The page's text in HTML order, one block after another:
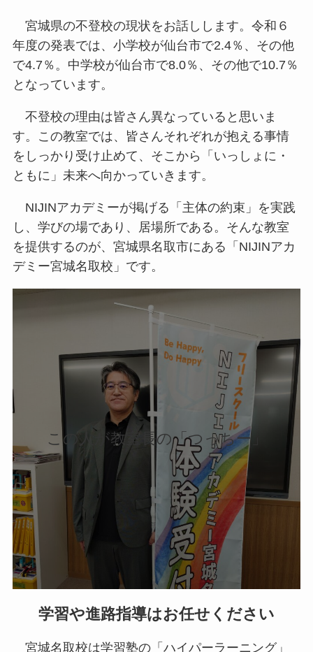
宮城県の不登校の現状をお話しします。令和６
年度の発表では、小学校が仙台市で2.4％、その他
で4.7％。中学校が仙台市で8.0％、その他で10.7％
となっています。
不登校の理由は皆さん異なっていると思いま
す。この教室では、皆さんそれぞれが抱える事情
をしっかり受け止めて、そこから「いっしょに・
ともに」未来へ向かっていきます。
NIJINアカデミーが掲げる「主体の約束」を実践
し、学びの場であり、居場所である。そんな教室
を提供するのが、宮城県名取市にある「NIJINアカ
デミー宮城名取校」です。
この人が教室長の「つっちー」
学習や進路指導はお任せください
宮城名取校は学習塾の「ハイパーラーニング」